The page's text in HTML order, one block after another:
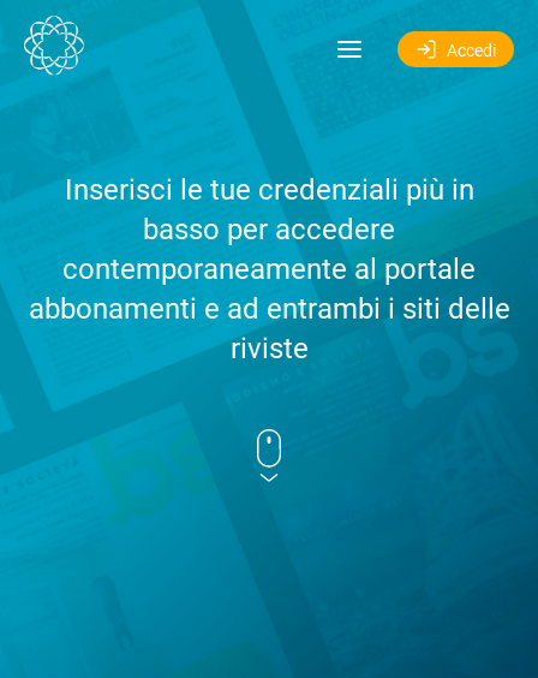
Salta al contenuto
Accedi
Inserisci le tue credenziali più in
basso per accedere
contemporaneamente al portale
abbonamenti e ad entrambi i siti delle
riviste